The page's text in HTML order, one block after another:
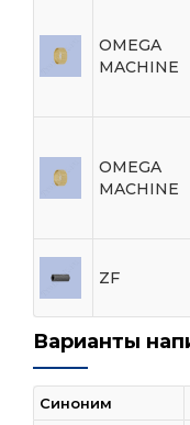
OMEGA
MACHINE
OMEGA
MACHINE
ZF
Варианты
Синоним